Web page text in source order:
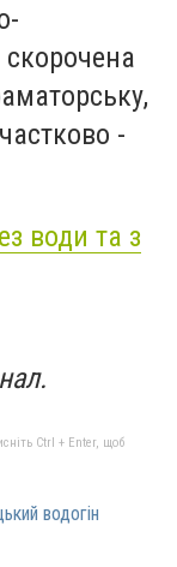
-
води та з
Ctrl + Enter, щоб
водогін